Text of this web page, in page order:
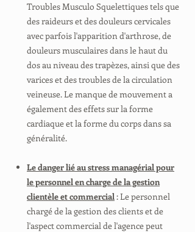
Troubles Musculo Squelettiques tels que
des raideurs et des douleurs cervicales
avec parfois l'apparition d'arthrose, de
douleurs musculaires dans le haut du
dos au niveau des trapèzes, ainsi que des
varices et des troubles de la circulation
veineuse. Le manque de mouvement a
également des effets sur la forme
cardiaque et la forme du corps dans sa
généralité.
Le danger lié au stress managérial pour
le personnel en charge de la gestion
clientèle et commercial: Le personnel
chargé de la gestion des clients et de
l'aspect commercial de l'agence peut